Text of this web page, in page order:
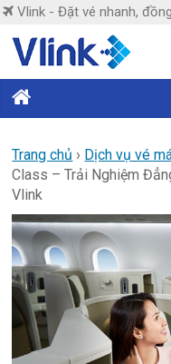
Skip
content
Vlink - Đặt vé nhanh,
Vlink
nhanh,
đồng
hành
tận
tâm
Trang chủ › Dịch vụ vé
Class – Trải Nghiệm
Vlink